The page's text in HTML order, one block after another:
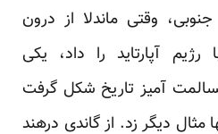
وقتی ماندلا از درون
رژیم آپارتاید را داد، یکی
آمیز تاریخ شکل گرفت
دیگر زد. از گاندی درهند